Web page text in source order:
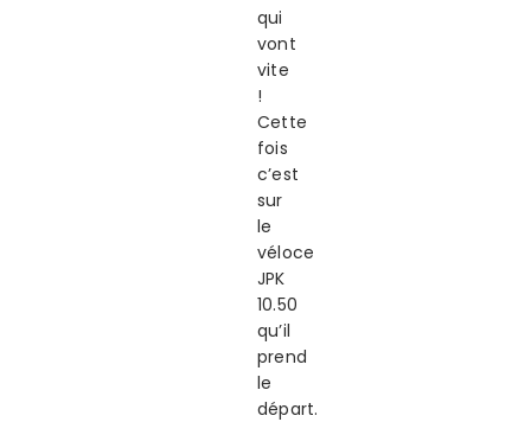
qui
vont
vite
!
Cette
fois
c’est
sur
le
véloce
JPK
10.50
qu’il
prend
le
départ.